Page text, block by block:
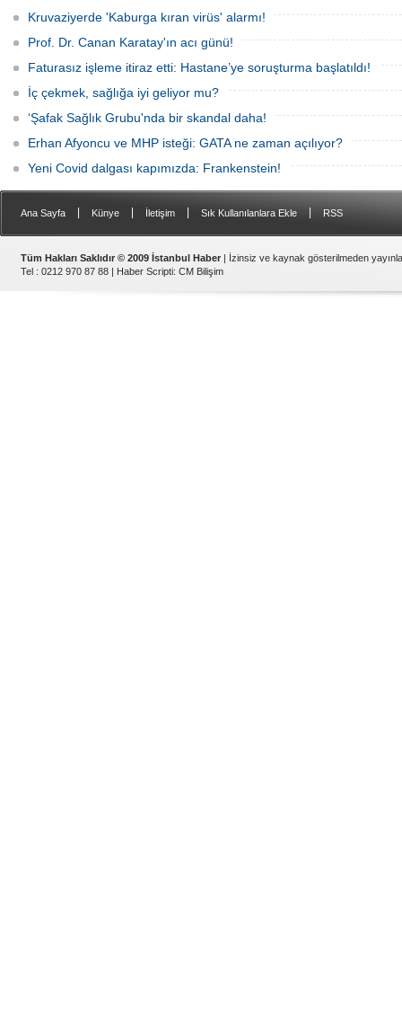
Kruvaziyerde 'Kaburga kıran virüs' alarmı!
Prof. Dr. Canan Karatay'ın acı günü!
Faturasız işleme itiraz etti: Hastane’ye soruşturma başlatıldı!
İç çekmek, sağlığa iyi geliyor mu?
‘Şafak Sağlık Grubu'nda bir skandal daha!
Erhan Afyoncu ve MHP isteği: GATA ne zaman açılıyor?
Yeni Covid dalgası kapımızda: Frankenstein!
Ana Sayfa Künye İletişim Sık Kullanılanlara Ekle RSS
Tüm Hakları Saklıdır © 2009 İstanbul Haber | İzinsiz ve kaynak gösterilmeden
Tel : 0212 970 87 88 | Haber Scripti: CM Bilişim